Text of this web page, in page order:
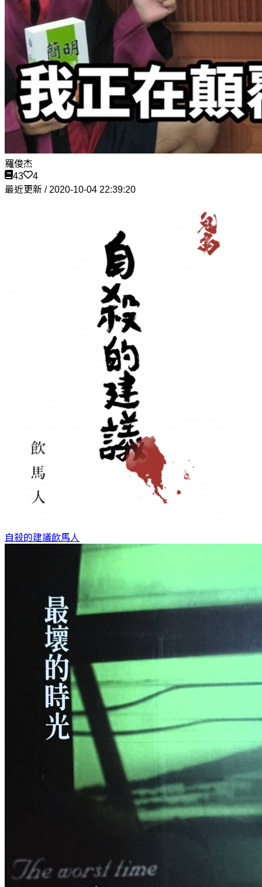
羅俊杰
43
4
最近更新 / 2020-10-04 22:39:20
自殺的建議飲馬人